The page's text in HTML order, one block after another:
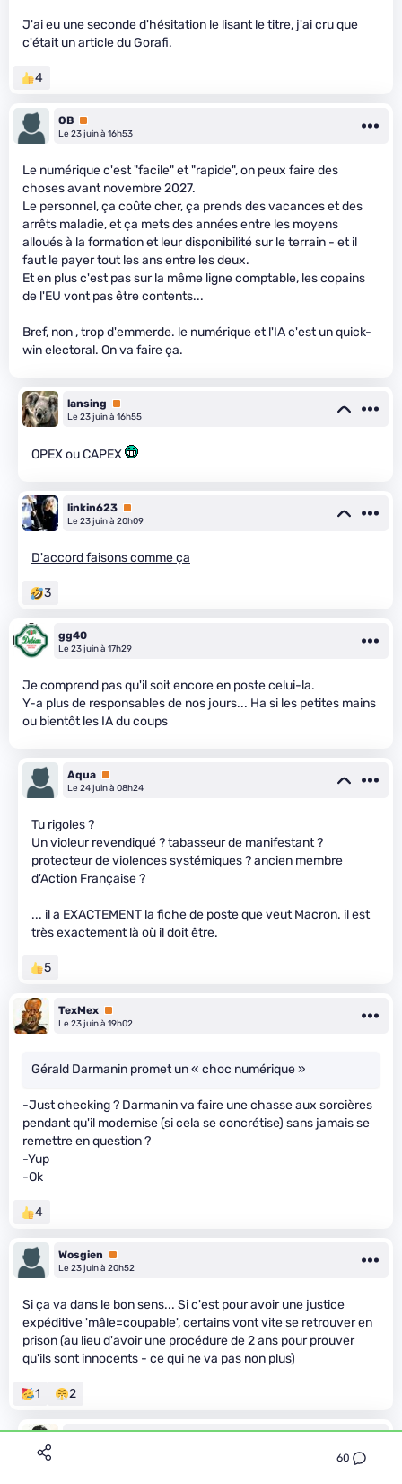
60
J'ai eu une seconde d'hésitation le lisant le titre, j'ai cru que
c'était un article du Gorafi.
4
OB Premium
Le 23 juin à 16h53
Le numérique c'est "facile" et "rapide", on peux faire des
choses avant novembre 2027.
Le personnel, ça coûte cher, ça prends des vacances et des
arrêts maladie, et ça mets des années entre les moyens
alloués à la formation et leur disponibilité sur le terrain - et il
faut le payer tout les ans entre les deux.
Et en plus c'est pas sur la même ligne comptable, les copains
de l'EU vont pas être contents...
Bref, non , trop d'emmerde. le numérique et l'IA c'est un quick-
win electoral. On va faire ça.
lansing
Premium
Le 23 juin à 16h55
OPEX ou CAPEX
linkin623 Premium
Le 23 juin à 20h09
D'accord faisons comme ça
3
gg40
Le 23 juin à 17h29
Je comprend pas qu'il soit encore en poste celui-la.
Y-a plus de responsables de nos jours... Ha si les petites mains
ou bientôt les IA du coups
Aqua Premium
Le 24 juin à 08h24
Tu rigoles ?
Un violeur revendiqué ? tabasseur de manifestant ?
protecteur de violences systémiques ? ancien membre
d'Action Française ?
... il a EXACTEMENT la fiche de poste que veut Macron. il est
très exactement là où il doit être.
5
TexMex Premium
Le 23 juin à 19h02
Gérald Darmanin promet un « choc numérique »
-Just checking ? Darmanin va faire une chasse aux sorcières
pendant qu'il modernise (si cela se concrétise) sans jamais se
remettre en question ?
-Yup
-Ok
4
Wosgien
Premium
Le 23 juin à 20h52
Si ça va dans le bon sens... Si c'est pour avoir une justice
expéditive 'mâle=coupable', certains vont vite se retrouver en
prison (au lieu d'avoir une procédure de 2 ans pour prouver
qu'ils sont innocents - ce qui ne va pas non plus)
1 2
Thorgalix_21